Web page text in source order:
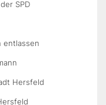
SPD
entlassen
Hersfeld